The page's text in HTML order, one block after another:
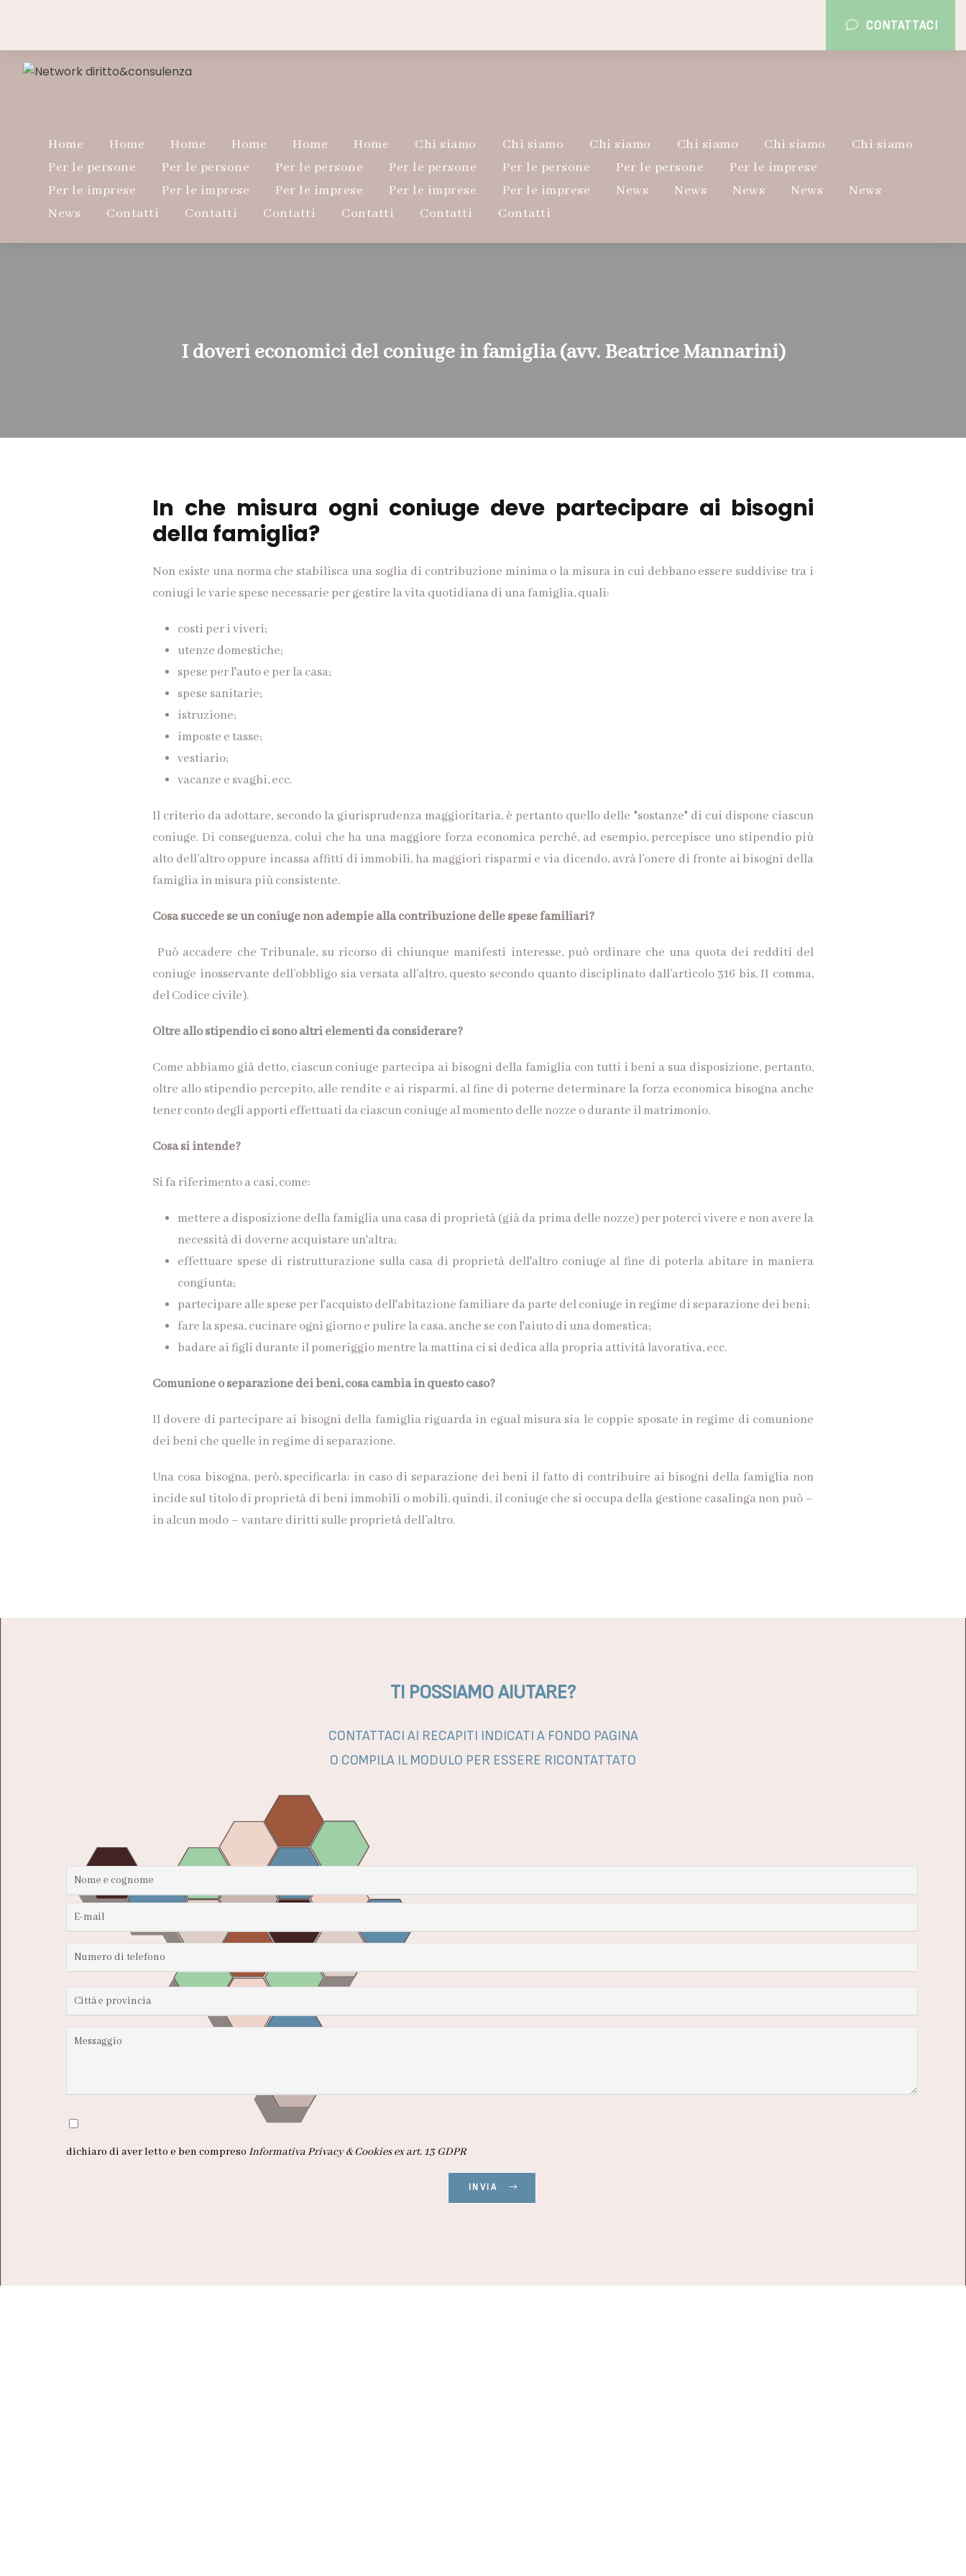
CONTATTACI
Home Home Home Home Home Home Chi siamo Chi siamo Chi siamo Chi siamo Chi siamo
Chi siamo
Per le persone
Per le persone Per le persone Per le persone Per le persone Per le persone
Per le imprese
Per le imprese
Per le imprese Per le imprese Per le imprese Per le imprese News News News News
News
News
Contatti Contatti Contatti Contatti Contatti Contatti
I doveri economici del coniuge in famiglia (avv. Beatrice Mannarini)
In che misura ogni coniuge deve partecipare ai bisogni
della famiglia?
Non esiste una norma che stabilisca una soglia di contribuzione minima o la misura in cui debbano essere suddivise tra i
coniugi le varie spese necessarie per gestire la vita quotidiana di una famiglia, quali:
costi per i viveri;
utenze domestiche;
spese per l'auto e per la casa;
spese sanitarie;
istruzione;
imposte e tasse;
vestiario;
vacanze e svaghi, ecc.
Il criterio da adottare, secondo la giurisprudenza maggioritaria, è pertanto quello delle "sostanze" di cui dispone ciascun
coniuge. Di conseguenza, colui che ha una maggiore forza economica perché, ad esempio, percepisce uno stipendio più
alto dell’altro oppure incassa affitti di immobili, ha maggiori risparmi e via dicendo, avrà l’onere di fronte ai bisogni della
famiglia in misura più consistente.
Cosa succede se un coniuge non adempie alla contribuzione delle spese familiari?
Può accadere che Tribunale, su ricorso di chiunque manifesti interesse, può ordinare che una quota dei redditi del
coniuge inosservante dell’obbligo sia versata all’altro, questo secondo quanto disciplinato dall’articolo 316 bis, II comma,
del Codice civile).
Oltre allo stipendio ci sono altri elementi da considerare?
Come abbiamo già detto, ciascun coniuge partecipa ai bisogni della famiglia con tutti i beni a sua disposizione, pertanto,
oltre allo stipendio percepito, alle rendite e ai risparmi, al fine di poterne determinare la forza economica bisogna anche
tener conto degli apporti effettuati da ciascun coniuge al momento delle nozze o durante il matrimonio.
Cosa si intende?
Si fa riferimento a casi, come:
mettere a disposizione della famiglia una casa di proprietà (già da prima delle nozze) per poterci vivere e non avere la
necessità di doverne acquistare un'altra;
effettuare spese di ristrutturazione sulla casa di proprietà dell'altro coniuge al fine di poterla abitare in maniera
congiunta;
partecipare alle spese per l'acquisto dell'abitazione familiare da parte del coniuge in regime di separazione dei beni;
fare la spesa, cucinare ogni giorno e pulire la casa, anche se con l'aiuto di una domestica;
badare ai figli durante il pomeriggio mentre la mattina ci si dedica alla propria attività lavorativa, ecc.
Comunione o separazione dei beni, cosa cambia in questo caso?
Il dovere di partecipare ai bisogni della famiglia riguarda in egual misura sia le coppie sposate in regime di comunione
dei beni che quelle in regime di separazione.
Una cosa bisogna, però, specificarla: in caso di separazione dei beni il fatto di contribuire ai bisogni della famiglia non
incide sul titolo di proprietà di beni immobili o mobili, quindi, il coniuge che si occupa della gestione casalinga non può –
in alcun modo – vantare diritti sulle proprietà dell’altro.
TI POSSIAMO AIUTARE?
CONTATTACI AI RECAPITI INDICATI A FONDO PAGINA
O COMPILA IL MODULO PER ESSERE RICONTATTATO
dichiaro di aver letto e ben compreso Informativa Privacy & Cookies ex art. 13 GDPR
INVIA